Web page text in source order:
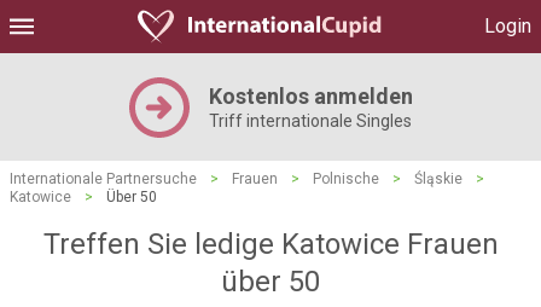
Login
Kostenlos anmelden
Triff internationale Singles
Internationale Partnersuche > Frauen > Polnische > Śląskie
>
Katowice
> Über 50
Treffen Sie ledige Katowice Frauen
über 50